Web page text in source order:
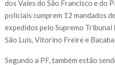
dos Vales do São Francisco e do
policiais cumprem 12 mandados
expedidos pelo Supremo Tribunal
São Luís, Vitorino Freire e
Segundo a PF, também estão